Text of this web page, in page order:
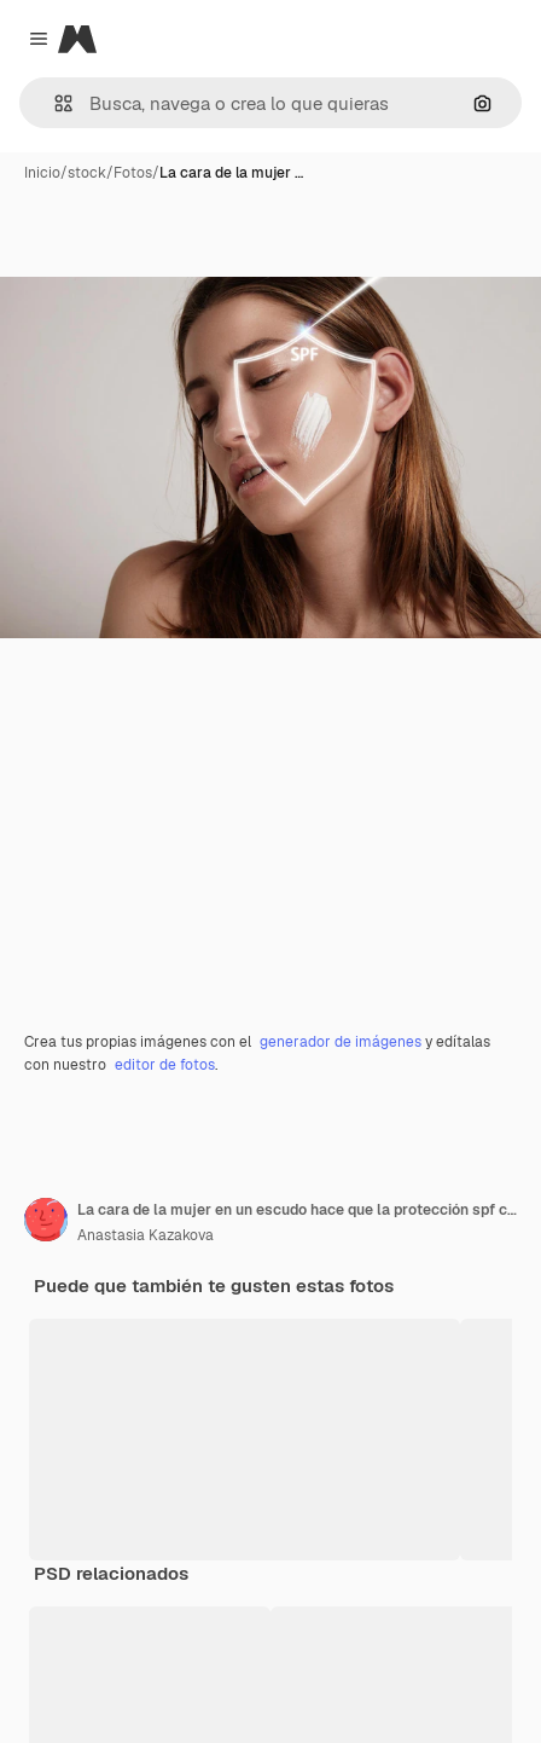
Close menu
Magnific
Inicio/stock/Fotos/La cara de la mujer …
Crea tus propias imágenes con el generador de imágenesy edítalas
con nuestro editor de fotos.
La cara de la mujer en un escudo hace que la protección spf contra el rayo
Anastasia Kazakova
Puede que también te gusten estas fotos
PSD relacionados